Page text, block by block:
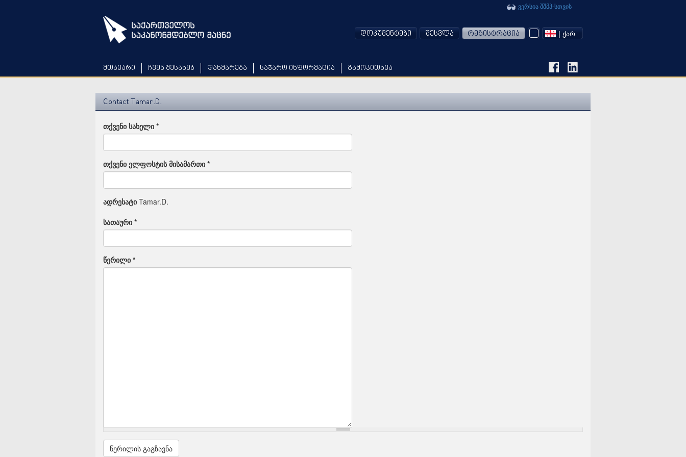
მთავარი ჩვენ შესახებ დახმარება საჯარო ინფორმაცია გამოკითხვა
ვერსია შშმპ-სთვის
დოკუმენტები შესვლა რეგისტრაცია | ᲥᲐᲠ
Contact Tamar.D.
თქვენი სახელი *
თქვენი ელფოსტის მისამართი *
ადრესატი Tamar.D.
სათაური *
წერილი *
წერილის გაგზავნა